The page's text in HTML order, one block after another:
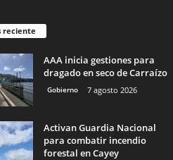
reciente
AAA inicia gestiones para
dragado en seco de Carraízo
Gobierno 7 agosto 2026
Activan Guardia Nacional
para combatir incendio
forestal en Cayey